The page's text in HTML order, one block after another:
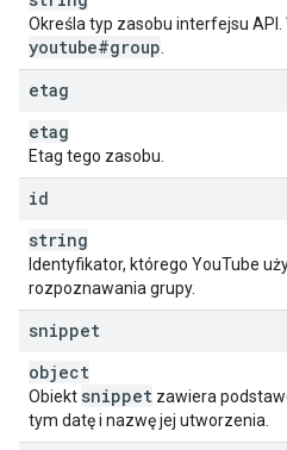
Określa typ zasobu interfejsu API.
youtube#group
etag
etag
Etag tego zasobu.
id
string
Identyfikator, którego YouTube
rozpoznawania grupy.
snippet
object
Obiekt snippet zawiera
tym datę i nazwę jej utworzenia.